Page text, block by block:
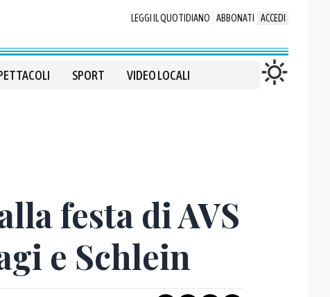
LEGGI IL QUOTIDIANO ABBONATI ACCEDI
SPORT VIDEO LOCALI
festa di AVS
e Schlein